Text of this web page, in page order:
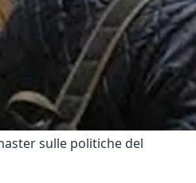
sulle politiche del